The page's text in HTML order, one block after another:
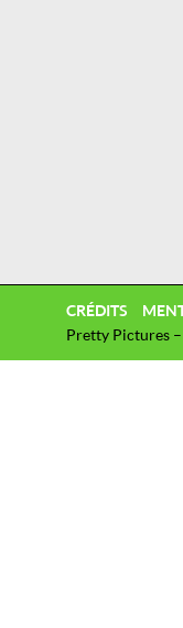
CRÉDITS
Pretty Pictures –